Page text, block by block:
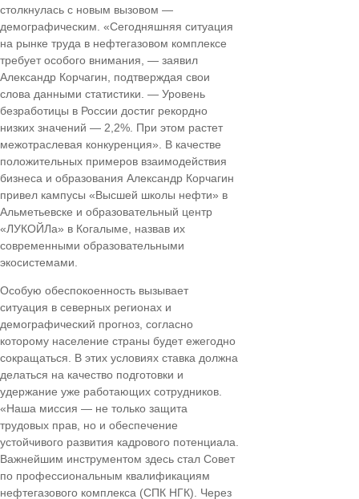
столкнулась с новым вызовом —
демографическим. «Сегодняшняя ситуация
на рынке труда в нефтегазовом комплексе
требует особого внимания, — заявил
Александр Корчагин, подтверждая свои
слова данными статистики. — Уровень
безработицы в России достиг рекордно
низких значений — 2,2%. При этом растет
межотраслевая конкуренция». В качестве
положительных примеров взаимодействия
бизнеса и образования Александр Корчагин
привел кампусы «Высшей школы нефти» в
Альметьевске и образовательный центр
«ЛУКОЙЛа» в Когалыме, назвав их
современными образовательными
экосистемами.
Особую обеспокоенность вызывает
ситуация в северных регионах и
демографический прогноз, согласно
которому население страны будет ежегодно
сокращаться. В этих условиях ставка должна
делаться на качество подготовки и
удержание уже работающих сотрудников.
«Наша миссия — не только защита
трудовых прав, но и обеспечение
устойчивого развития кадрового потенциала.
Важнейшим инструментом здесь стал Совет
по профессиональным квалификациям
нефтегазового комплекса (СПК НГК). Через